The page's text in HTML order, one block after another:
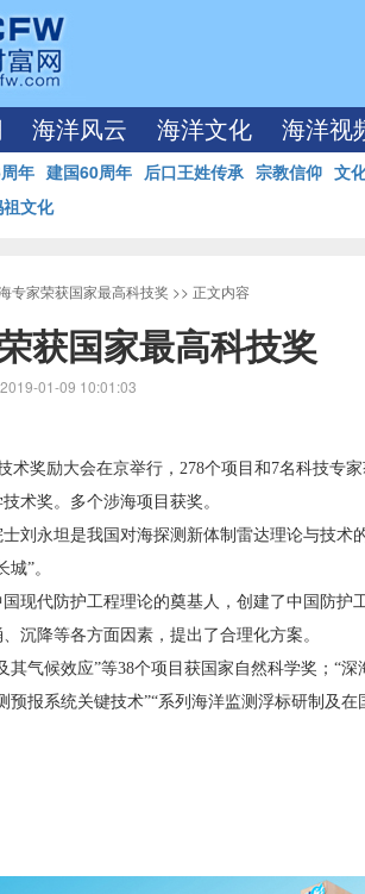
海洋风云 海洋文化 海洋视
年 建国60周年 后口王姓传承 宗教信仰 文
文化
专家荣获国家最高科技奖 >> 正文内容
获国家最高科技奖
01-09 10:01:03
奖励大会在京举行，278个项目和7名科技专
术奖。多个涉海项目获奖。
永坦是我国对海探测新体制雷达理论与技术
”。
代防护工程理论的奠基人，创建了中国防护
沉降等各方面因素，提出了合理化方案。
候效应”等38个项目获国家自然科学奖；“深
预报系统关键技术”“系列海洋监测浮标研制及